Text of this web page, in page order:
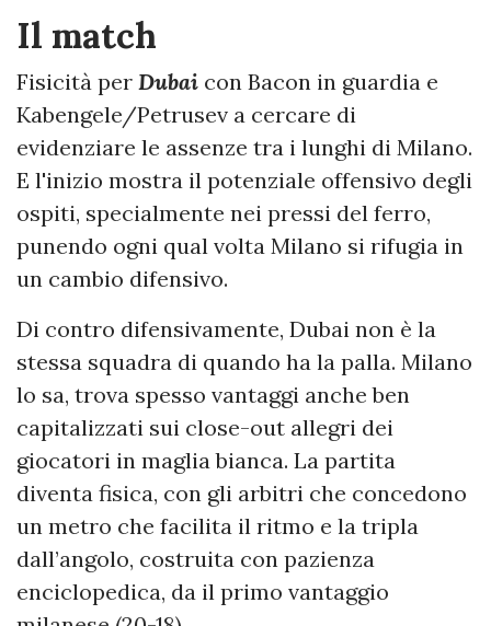
Il match
Fisicità per Dubai con Bacon in guardia e
Kabengele/Petrusev a cercare di
evidenziare le assenze tra i lunghi di Milano.
E l'inizio mostra il potenziale offensivo degli
ospiti, specialmente nei pressi del ferro,
punendo ogni qual volta Milano si rifugia in
un cambio difensivo.
Di contro difensivamente, Dubai non è la
stessa squadra di quando ha la palla. Milano
lo sa, trova spesso vantaggi anche ben
capitalizzati sui close-out allegri dei
giocatori in maglia bianca. La partita
diventa fisica, con gli arbitri che concedono
un metro che facilita il ritmo e la tripla
dall’angolo, costruita con pazienza
enciclopedica, da il primo vantaggio